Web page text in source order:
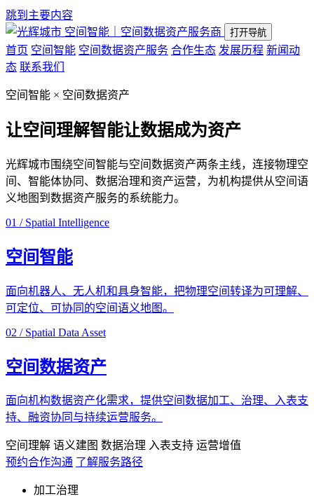
跳到主要内容
空间智能｜空间数据资产服务商
打开导航
首页 空间智能 空间数据资产服务 合作生态 发展历程 新闻动
态 联系我们
空间智能 × 空间数据资产
让空间理解智能让数据成为资产
光辉城市围绕空间智能与空间数据资产两条主线，连接物理空
间、智能体协同、数据治理和资产运营，为机构提供从空间语
义地图到数据资产服务的系统能力。
01 / Spatial Intelligence
空间智能
面向机器人、无人机和具身智能，把物理空间转译为可理解、
可定位、可协同的空间语义地图。
02 / Spatial Data Asset
空间数据资产
面向机构数据资产化需求，提供空间数据加工、治理、入表支
持、融资协同与持续运营服务。
空间理解 语义建图 数据治理 入表支持 运营增值
预约合作沟通 了解服务路径
加工治理